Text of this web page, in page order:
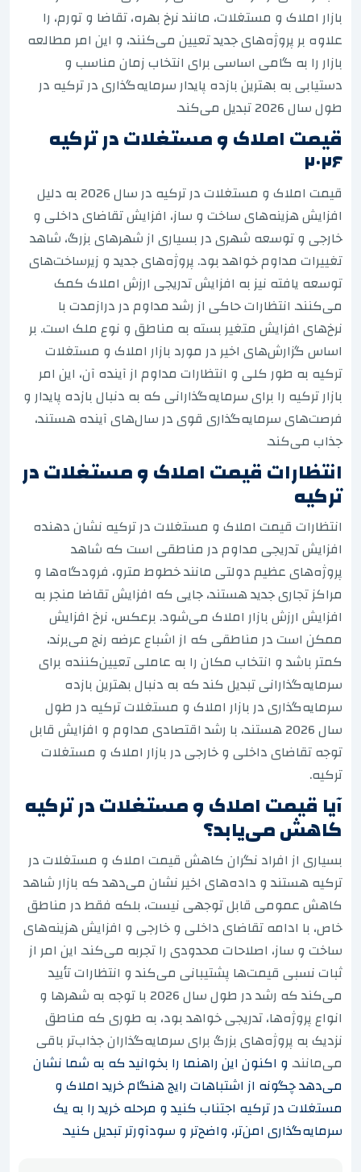
بازار املاک و مستغلات، مانند نرخ بهره، تقاضا و تورم، را
علاوه بر پروژه‌های جدید تعیین می‌کنند، و این امر مطالعه
بازار را به گامی اساسی برای انتخاب زمان مناسب و
دستیابی به بهترین بازده پایدار سرمایه‌گذاری در ترکیه در
طول سال 2026 تبدیل می‌کند.
قیمت املاک و مستغلات در ترکیه
۲۰۲۶
قیمت املاک و مستغلات در ترکیه در سال 2026 به دلیل
افزایش هزینه‌های ساخت و ساز، افزایش تقاضای داخلی و
خارجی و توسعه شهری در بسیاری از شهرهای بزرگ، شاهد
تغییرات مداوم خواهد بود. پروژه‌های جدید و زیرساخت‌های
توسعه یافته نیز به افزایش تدریجی ارزش املاک کمک
می‌کنند. انتظارات حاکی از رشد مداوم در درازمدت با
نرخ‌های افزایش متغیر بسته به مناطق و نوع ملک است. بر
اساس گزارش‌های اخیر در مورد بازار املاک و مستغلات
ترکیه به طور کلی و انتظارات مداوم از آینده آن، این امر
بازار ترکیه را برای سرمایه‌گذارانی که به دنبال بازده پایدار و
فرصت‌های سرمایه‌گذاری قوی در سال‌های آینده هستند،
جذاب می‌کند.
انتظارات قیمت املاک و مستغلات در
ترکیه
انتظارات قیمت املاک و مستغلات در ترکیه نشان دهنده
افزایش تدریجی مداوم در مناطقی است که شاهد
پروژه‌های عظیم دولتی مانند خطوط مترو، فرودگاه‌ها و
مراکز تجاری جدید هستند، جایی که افزایش تقاضا منجر به
افزایش ارزش بازار املاک می‌شود. برعکس، نرخ افزایش
ممکن است در مناطقی که از اشباع عرضه رنج می‌برند،
کمتر باشد و انتخاب مکان را به عاملی تعیین‌کننده برای
سرمایه‌گذارانی تبدیل کند که به دنبال بهترین بازده
سرمایه‌گذاری در بازار املاک و مستغلات ترکیه در طول
سال 2026 هستند، با رشد اقتصادی مداوم و افزایش قابل
توجه تقاضای داخلی و خارجی در بازار املاک و مستغلات
ترکیه.
آیا قیمت املاک و مستغلات در ترکیه
کاهش می‌یابد؟
بسیاری از افراد نگران کاهش قیمت املاک و مستغلات در
ترکیه هستند و داده‌های اخیر نشان می‌دهد که بازار شاهد
کاهش عمومی قابل توجهی نیست، بلکه فقط در مناطق
خاص، با ادامه تقاضای داخلی و خارجی و افزایش هزینه‌های
ساخت و ساز، اصلاحات محدودی را تجربه می‌کند. این امر از
ثبات نسبی قیمت‌ها پشتیبانی می‌کند و انتظارات تأیید
می‌کند که رشد در طول سال 2026 با توجه به شهرها و
انواع پروژه‌ها، تدریجی خواهد بود، به طوری که مناطق
نزدیک به پروژه‌های بزرگ برای سرمایه‌گذاران جذاب‌تر باقی
می‌مانند.و اکنون این راهنما را بخوانید که به شما نشان
می‌دهد چگونه از اشتباهات رایج هنگام خرید املاک و
مستغلات در ترکیه اجتناب کنید و مرحله خرید را به یک
سرمایه‌گذاری امن‌تر، واضح‌تر و سودآورتر تبدیل کنید.